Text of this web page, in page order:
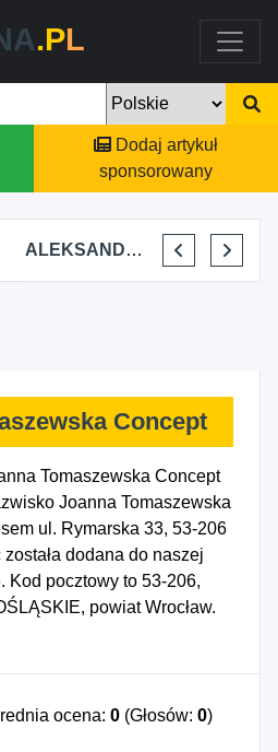
.PL
Dodaj artykuł
sponsorowany
ALEKSANDAR MITREV PRZEM-KO PRZEMYSŁAW KOWALSKI
Concept
Tomaszewska Concept
Joanna Tomaszewska
ul. Rymarska 33, 53-206
została dodana do naszej
Kod pocztowy to 53-206,
powiat Wrocław.
NIP to
gospodarczej
ocena: 0 (Głosów: 0)